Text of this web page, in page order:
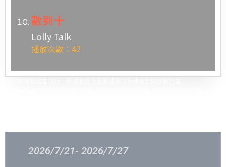
數到十
Lolly Talk
播放次數：42
2026/7/21- 2026/7/27